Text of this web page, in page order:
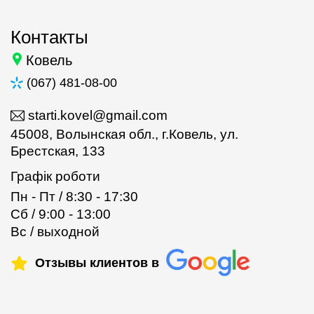
Контакты
Ковель
(067) 481-08-00
starti.kovel@gmail.com
45008, Волынская обл., г.Ковель, ул.
Брестская, 133
Графік роботи
Пн - Пт / 8:30 - 17:30
Сб / 9:00 - 13:00
Вс / выходной
Отзывы клиентов в